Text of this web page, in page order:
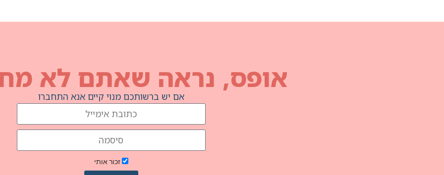
אופס, נראה שאתם לא
אם יש ברשותכם מנוי קיים אנא התחברו
זכור אותי